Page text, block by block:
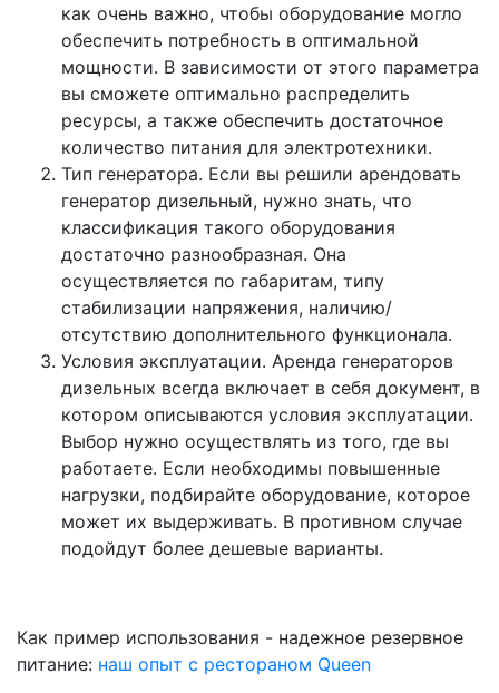
как очень важно, чтобы оборудование могло
обеспечить потребность в оптимальной
мощности. В зависимости от этого параметра
вы сможете оптимально распределить
ресурсы, а также обеспечить достаточное
количество питания для электротехники.
Тип генератора. Если вы решили арендовать
генератор дизельный, нужно знать, что
классификация такого оборудования
достаточно разнообразная. Она
осуществляется по габаритам, типу
стабилизации напряжения, наличию/
отсутствию дополнительного функционала.
Условия эксплуатации. Аренда генераторов
дизельных всегда включает в себя документ, в
котором описываются условия эксплуатации.
Выбор нужно осуществлять из того, где вы
работаете. Если необходимы повышенные
нагрузки, подбирайте оборудование, которое
может их выдерживать. В противном случае
подойдут более дешевые варианты.
Как пример использования - надежное резервное
питание: наш опыт с рестораном Queen